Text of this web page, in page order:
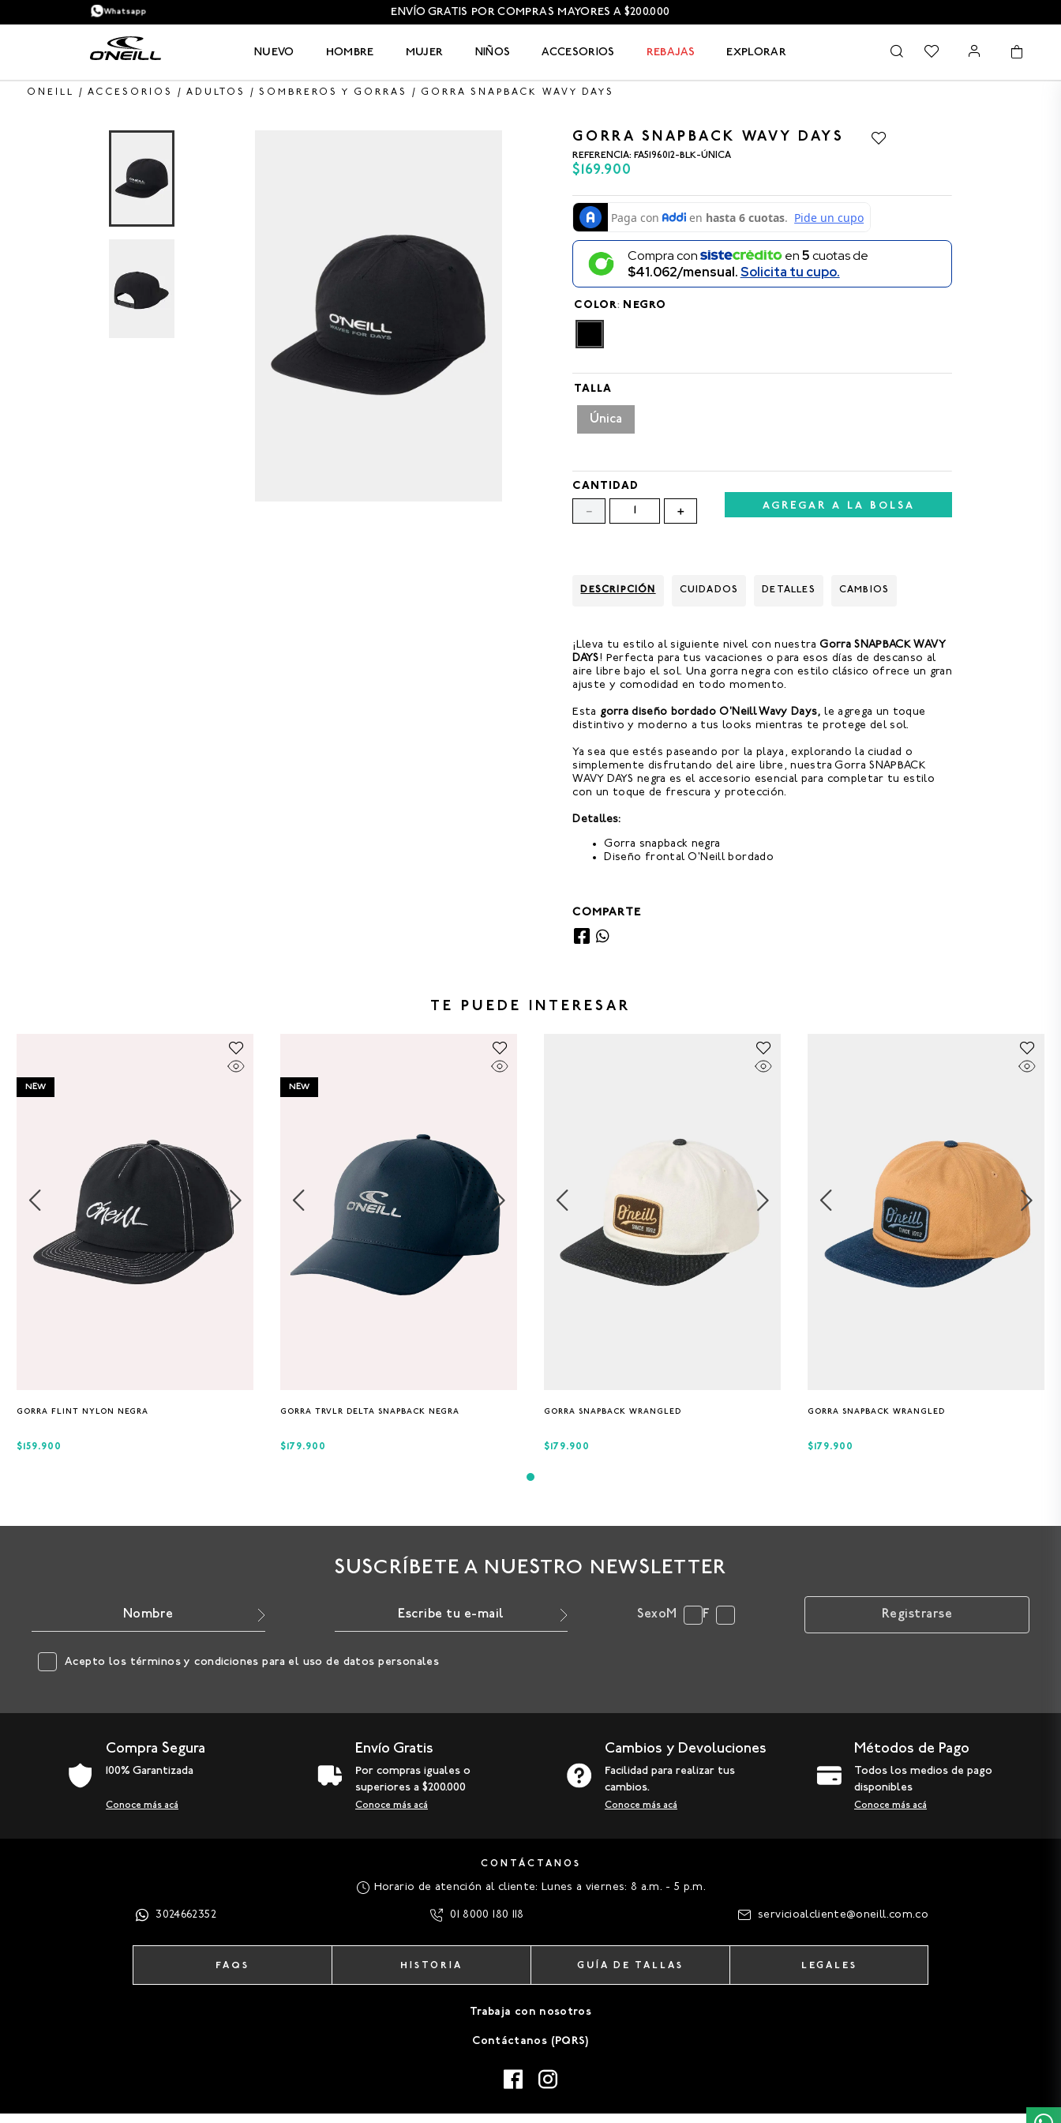
ENVÍO GRATIS POR COMPRAS MAYORES A $200.000
Whatsapp
NUEVO HOMBRE MUJER NIÑOS ACCESORIOS REBAJAS EXPLORAR
ACCESORIOS ADULTOS SOMBREROS Y GORRAS GORRA SNAPBACK WAVY DAYS
GORRA SNAPBACK WAVY DAYS
REFERENCIA: FA5196012-BLK-ÚNICA
$169.900
Compra con en5cuotas de
$41.062/mensual.Solicita tu cupo.
COLOR: NEGRO
TALLA
Única
CANTIDAD
＋
－ AGREGAR A LA BOLSA
DESCRIPCIÓN CUIDADOS DETALLES CAMBIOS
¡Lleva tu estilo al siguiente nivel con nuestraGorra SNAPBACK WAVY
DAYS! Perfecta para tus vacaciones o para esos días de descanso al
aire libre bajo el sol. Una gorra negra con estilo clásico ofrece un gran
ajuste y comodidad en todo momento.
Esta gorra diseño bordado O'Neill Wavy Days, le agrega un toque
distintivo y moderno a tus looks mientras te protege del sol.
Ya sea que estés paseando por la playa, explorando la ciudad o
simplemente disfrutando del aire libre, nuestra Gorra SNAPBACK
WAVY DAYS negra es el accesorio esencial para completar tu estilo
con un toque de frescura y protección.
Detalles:
Gorra snapback negra
Diseño frontal O'Neill bordado
COMPARTE
TE PUEDE INTERESAR
GORRA FLINT NYLON NEGRA
$159.900
NEW
GORRA TRVLR DELTA SNAPBACK NEGRA
$179.900
NEW
GORRA SNAPBACK WRANGLED
$179.900
GORRA SNAPBACK WRANGLED
$179.900
SUSCRÍBETE A NUESTRO NEWSLETTER
SexoM F Registrarse
Acepto los términos y condiciones para el uso de datos personales
Compra Segura
100% Garantizada
Conoce más acá
Envío Gratis
Por compras iguales o
superiores a $200.000
Conoce más acá
Cambios y Devoluciones
Facilidad para realizar tus
cambios.
Conoce más acá
Métodos de Pago
Todos los medios de pago
disponibles
Conoce más acá
CONTÁCTANOS
Horario de atención al cliente: Lunes a viernes: 8 a.m. - 5 p.m.
3024662352 01 8000 180 118 servicioalcliente@oneill.com.co
FAQS HISTORIA GUÍA DE TALLAS LEGALES
Trabaja con nosotros
Contáctanos (PQRS)
PANTALONETA
PANTALONETAS HOMBRE
SANDALIAS
SANDALIAS HOMBRE